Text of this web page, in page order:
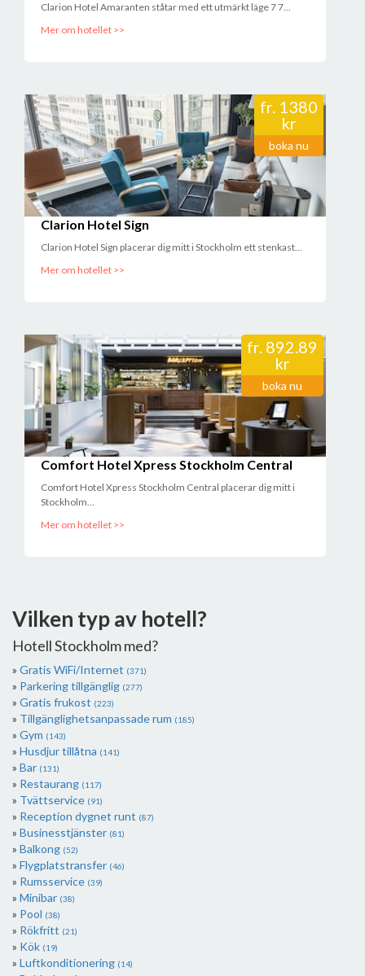
Clarion Hotel Amaranten ståtar med ett utmärkt läge 7 7...
Mer om hotellet >>
fr. 1380
kr
boka nu
Clarion Hotel Sign
Clarion Hotel Sign placerar dig mitt i Stockholm ett stenkast...
Mer om hotellet >>
fr. 892.89
kr
boka nu
Comfort Hotel Xpress Stockholm Central
Comfort Hotel Xpress Stockholm Central placerar dig mitt i
Stockholm...
Mer om hotellet >>
Vilken typ av hotell?
Hotell Stockholm med?
Gratis WiFi/Internet (371)
Parkering tillgänglig (277)
Gratis frukost (223)
Tillgänglighetsanpassade rum (185)
Gym (143)
Husdjur tillåtna (141)
Bar (131)
Restaurang (117)
Tvättservice (91)
Reception dygnet runt (87)
Businesstjänster (81)
Balkong (52)
Flygplatstransfer (46)
Rumsservice (39)
Minibar (38)
Pool (38)
Rökfritt (21)
Kök (19)
Luftkonditionering (14)